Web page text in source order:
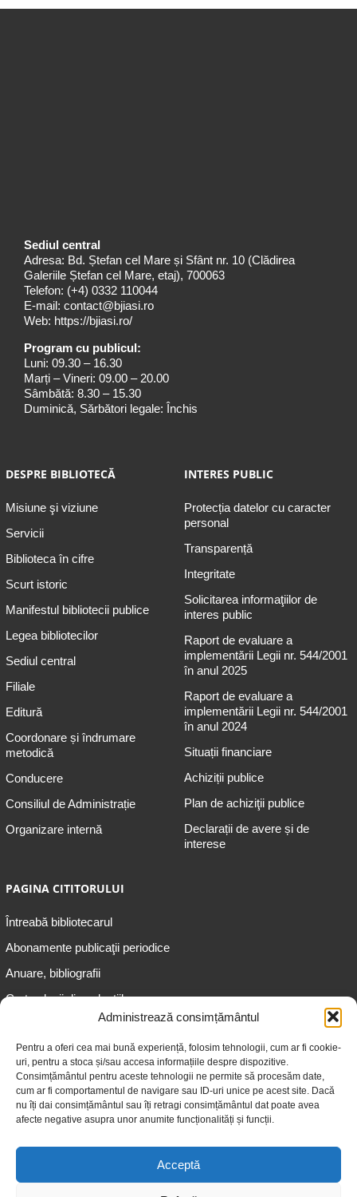
Administrează consimțământul
Pentru a oferi cea mai bună experiență, folosim tehnologii, cum ar fi cookie-
uri, pentru a stoca și/sau accesa informațiile despre dispozitive.
Consimțământul pentru aceste tehnologii ne permite să procesăm date,
cum ar fi comportamentul de navigare sau ID-uri unice pe acest site. Dacă
nu îți dai consimțământul sau îți retragi consimțământul dat poate avea
afecte negative asupra unor anumite funcționalități și funcții.
Acceptă
Sediul central
Adresa: Bd. Ștefan cel Mare și Sfânt nr. 10 (Clădirea
Galeriile Ștefan cel Mare, etaj), 700063
Telefon: (+4) 0332 110044
E-mail: contact@bjiasi.ro
Web: https://bjiasi.ro/
Program cu publicul:
Luni: 09.30 – 16.30
Marți – Vineri: 09.00 – 20.00
Sâmbătă: 8.30 – 15.30
Duminică, Sărbători legale: Închis
DESPRE BIBLIOTECĂ
Misiune şi viziune
Servicii
Biblioteca în cifre
Scurt istoric
Manifestul bibliotecii publice
Legea bibliotecilor
Sediul central
Filiale
Editură
Coordonare și îndrumare
metodică
Conducere
Consiliul de Administrație
Organizare internă
INTERES PUBLIC
Protecția datelor cu caracter
personal
Transparență
Integritate
Solicitarea informaţiilor de
interes public
Raport de evaluare a
implementării Legii nr. 544/2001
în anul 2025
Raport de evaluare a
implementării Legii nr. 544/2001
în anul 2024
Situații financiare
Achiziții publice
Plan de achiziţii publice
Declarații de avere și de
interese
PAGINA CITITORULUI
Întreabă bibliotecarul
Abonamente publicaţii periodice
Anuare, bibliografii
Cartea lunii din colecțiile
Informații pentru adolescenți
Informații pentru adulți
Informații pentru seniori